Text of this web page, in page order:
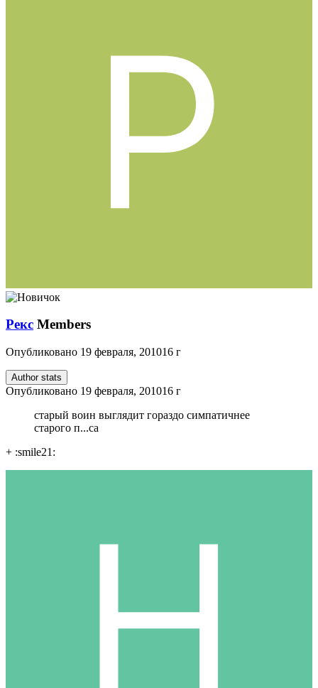
Рекс Members
Опубликовано 19 февраля, 201016 г
Author stats
Опубликовано 19 февраля, 201016 г
старый воин выглядит гораздо симпатичнее
старого п...са
+ :smile21: